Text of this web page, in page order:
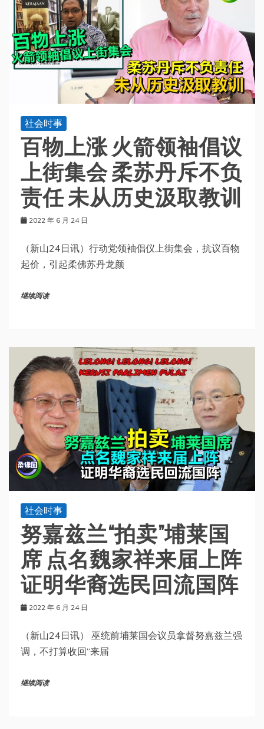
社会时事
百物上涨 火箭领袖倡议
上街集会 柔苏丹斥不负
责任 未从历史汲取教训
2022 年 6 月 24 日
（新山24日讯）行动党领袖倡仪上街集会，抗议百物
起价，引起柔佛苏丹龙颜
继续阅读
社会时事
努嘉兹兰“拍卖”埔莱国
席 点名魏家祥来届上阵
证明华裔选民回流国阵
2022 年 6 月 24 日
（新山24日讯） 巫统前埔莱国会议员拿督努嘉兹兰强
调，不打算收回“来届
继续阅读